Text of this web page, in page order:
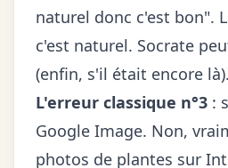
naturel donc c'est bon".
c'est naturel. Socrate
(enfin, s'il était encore là).
L'erreur classique n°3 :
Google Image. Non,
photos de plantes sur